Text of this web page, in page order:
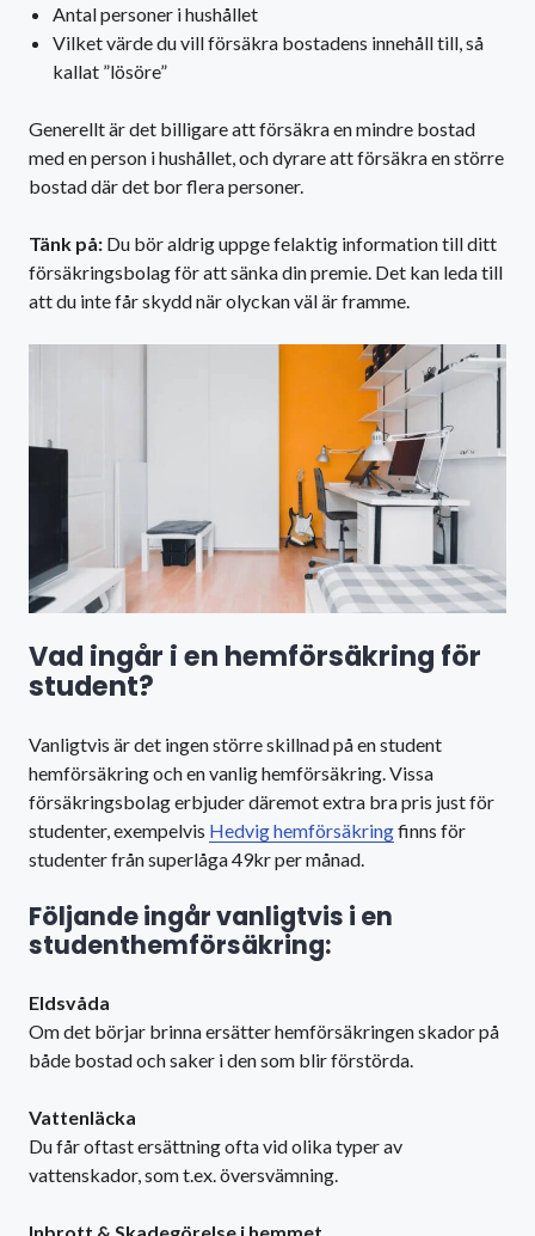
Antal personer i hushållet
Vilket värde du vill försäkra bostadens innehåll till, så
kallat ”lösöre”
Generellt är det billigare att försäkra en mindre bostad
med en person i hushållet, och dyrare att försäkra en större
bostad där det bor flera personer.
Tänk på: Du bör aldrig uppge felaktig information till ditt
försäkringsbolag för att sänka din premie. Det kan leda till
att du inte får skydd när olyckan väl är framme.
Vad ingår i en hemförsäkring för
student?
Vanligtvis är det ingen större skillnad på en student
hemförsäkring och en vanlig hemförsäkring. Vissa
försäkringsbolag erbjuder däremot extra bra pris just för
studenter, exempelvis Hedvig hemförsäkringfinns för
studenter från superlåga 49kr per månad.
Följande ingår vanligtvis i en
studenthemförsäkring:
Eldsvåda
Om det börjar brinna ersätter hemförsäkringen skador på
både bostad och saker i den som blir förstörda.
Vattenläcka
Du får oftast ersättning ofta vid olika typer av
vattenskador, som t.ex. översvämning.
Inbrott & Skadegörelse i hemmet